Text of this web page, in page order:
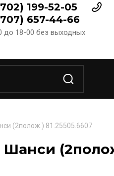
199-52-05
657-44-66
до 18-00 без выходных
(2полож.) 81.25505.6607